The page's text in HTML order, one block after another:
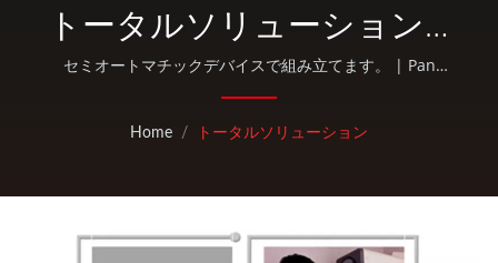
トータルソリューション |
CNCフライス加工および旋
盤部品 | レーシング自転車
Taiwan
セミオートマチックデバイスで組み立てます。 | Pan
Taiwanは、プラスチック射出成形サービス、ダイカス
アウトドア活動部品などのOEM / ODMサービスを提供し
Home / トータルソリューション